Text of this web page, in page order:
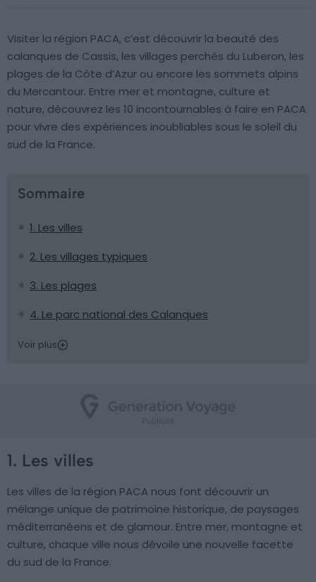
Visiter la région PACA, c’est découvrir la beauté des
calanques de Cassis, les villages perchés du Luberon, les
plages de la Côte d’Azur ou encore les sommets alpins
du Mercantour. Entre mer et montagne, culture et
nature, découvrez les 10 incontournables à faire en PACA
pour vivre des expériences inoubliables sous le soleil du
sud de la France.
Sommaire
1. Les villes
2. Les villages typiques
3. Les plages
4. Le parc national des Calanques
Voir plus
1. Les villes
Les villes de la région PACA nous font découvrir un
mélange unique de patrimoine historique, de paysages
méditerranéens et de glamour. Entre mer, montagne et
culture, chaque ville nous dévoile une nouvelle facette
du sud de la France.